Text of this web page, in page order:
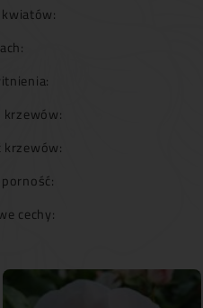
krzewów:
cechy: